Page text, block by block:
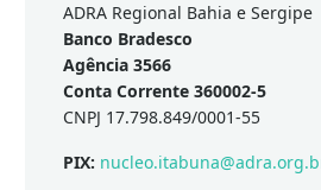
ADRA Regional Bahia e Sergipe
Banco Bradesco
Agência 3566
Conta Corrente 360002-5
CNPJ 17.798.849/0001-55
PIX: